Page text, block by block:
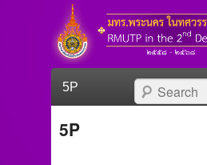
มทร.พระนคร ใ
๒
RMUTP in The 2nd Decade
Search
Skip to primary content
Skip to secondary content
5P